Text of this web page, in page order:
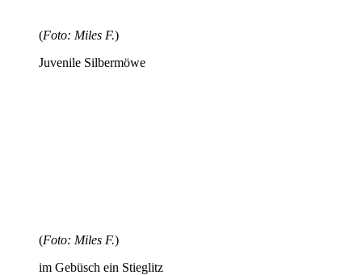
(Foto: Miles F.)
Juvenile Silbermöwe
(Foto: Miles F.)
im Gebüsch ein Stieglitz